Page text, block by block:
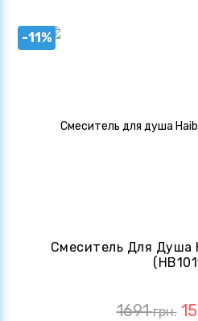
-11%
Смеситель Для Душа
1691грн.